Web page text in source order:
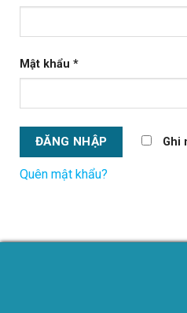
Mật khẩu *
ĐĂNG NHẬP Ghi
Quên mật khẩu?